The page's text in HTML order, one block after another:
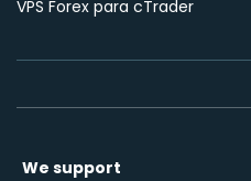
VPS Forex para cTrader
We support